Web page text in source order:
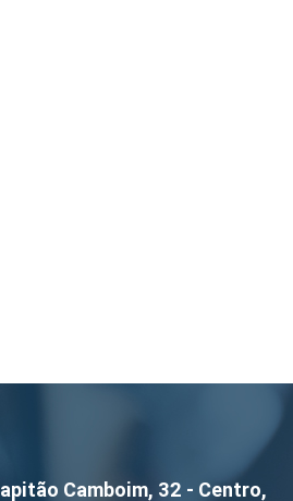
Camboim, 32 - Centro,